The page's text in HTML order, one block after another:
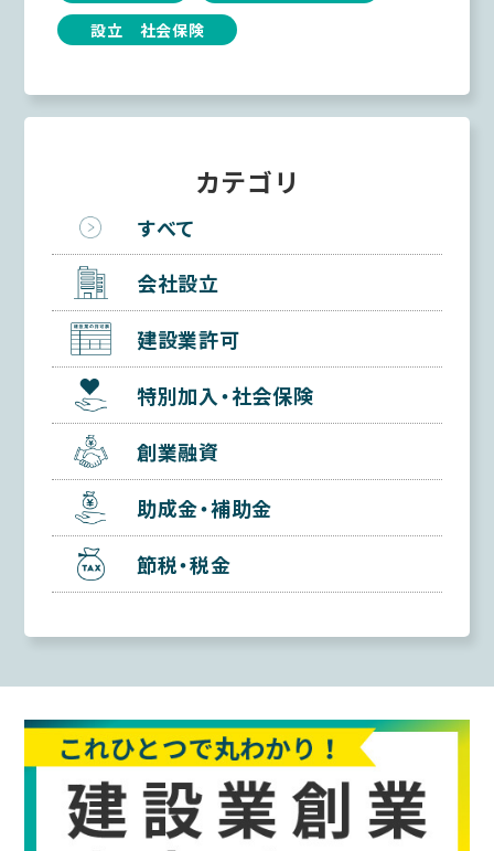
設立 社会保険
カテゴリ
すべて
会社設立
建設業許可
特別加入・社会保険
創業融資
助成金・補助金
節税・税金